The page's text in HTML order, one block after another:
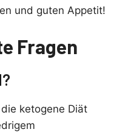
und guten Appetit!
Fragen
ketogene Diät